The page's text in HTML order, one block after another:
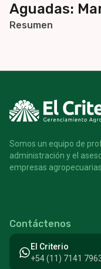
Aguadas:
Resumen
Somos un equipo de
administración y el
empresas agropecuarias.
Contáctenos
El Criterio
+54 (11) 7141